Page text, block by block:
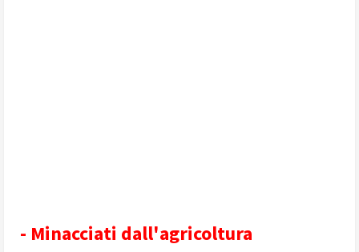
- Minacciati dall'agricoltura